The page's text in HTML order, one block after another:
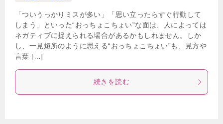
「ついうっかりミスが多い」「思い立ったらすぐ行動して
しまう」といった“おっちょこちょい”な面は、人によっては
ネガティブに捉えられる場合があるかもしれません。しか
し、一見短所のように思える“おっちょこちょい”も、見方や
言葉 […]
続きを読む